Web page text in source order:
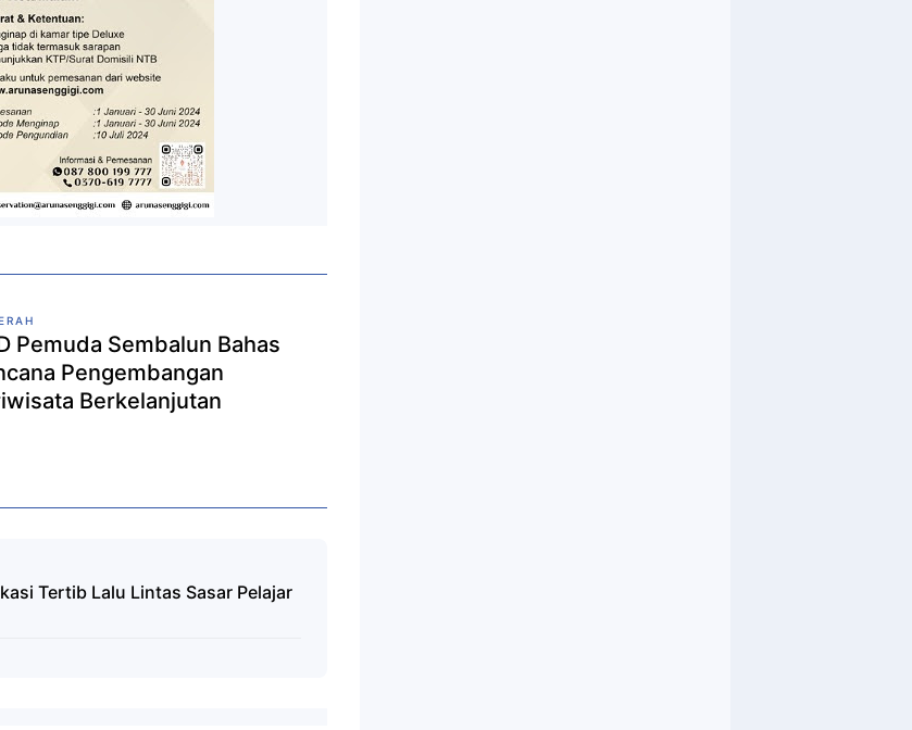
Pemuda Sembalun Bahas
Pengembangan
Berkelanjutan
Tertib Lalu Lintas Sasar Pelajar